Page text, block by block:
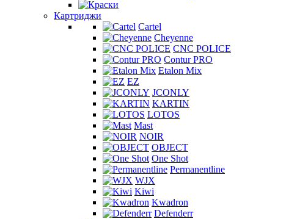
Картриджи
Cartel
Cheyenne
CNC POLICE
Contur PRO
Etalon Mix
EZ
JCONLY
KARTIN
LOTOS
Mast
NOIR
OBJECT
One Shot
Permanentline
WJX
Kiwi
Kwadron
Defenderr